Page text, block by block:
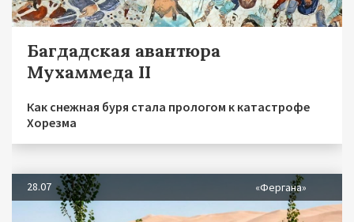
Багдадская авантюра
Мухаммеда II
Как снежная буря стала прологом к катастрофе
Хорезма
28.07 «Фергана»